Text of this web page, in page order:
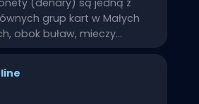
grup kart w Małych
obok buław, mieczy…